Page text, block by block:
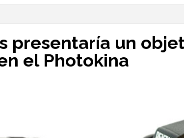
presentaría un
el Photokina